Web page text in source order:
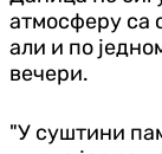
атмосферу са
али и по
вечери.
"У суштини